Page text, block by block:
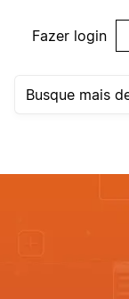
Fazer login